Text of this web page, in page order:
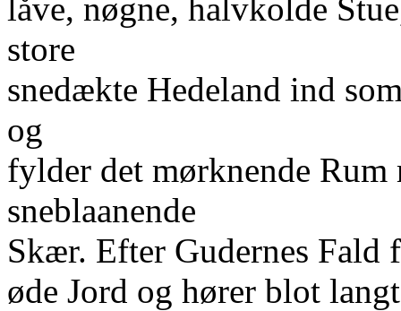
låve, nøgne, halvkolde
store
snedækte Hedeland ind
og
fylder det mørknende Rum
sneblaanende
Skær. Efter Gudernes Fald
øde Jord og hører blot